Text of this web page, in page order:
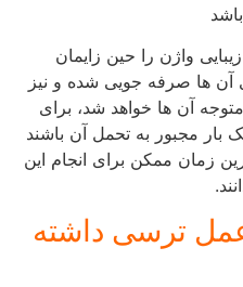
واژن را حین زایمان
ها صرفه جویی شده و نیز
آن ها خواهد شد، برای
مجبور به تحمل آن باشند
زمان ممکن برای انجام این
ترسی داشته